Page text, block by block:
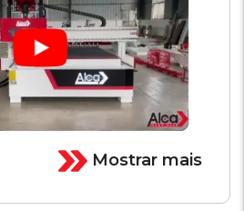
Mostrar mais